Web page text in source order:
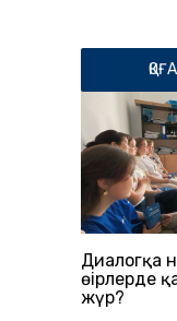
Диалогқа
өңірлерде
жүр?